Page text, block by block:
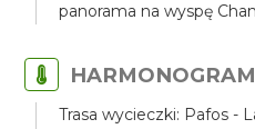
panorama na wyspę
Trasa wycieczki: Pafos -